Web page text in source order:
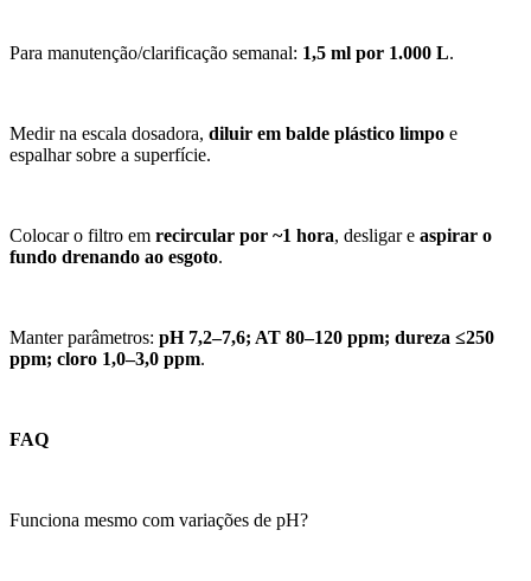
Para manutenção/clarificação semanal: 1,5 ml por 1.000 L.
Medir na escala dosadora, diluir em balde plástico limpo e
espalhar sobre a superfície.
Colocar o filtro em recircular por ~1 hora, desligar e aspirar o
fundo drenando ao esgoto.
Manter parâmetros: pH 7,2–7,6; AT 80–120 ppm; dureza ≤250
ppm; cloro 1,0–3,0 ppm.
FAQ
Funciona mesmo com variações de pH?